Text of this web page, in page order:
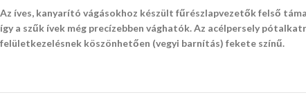
Az íves, kanyarító vágásokhoz készült fűrészlapvezetők felső
így a szűk ívek még precízebben vághatók. Az acélpersely
felületkezelésnek köszönhetően (vegyi barnítás) fekete színű.